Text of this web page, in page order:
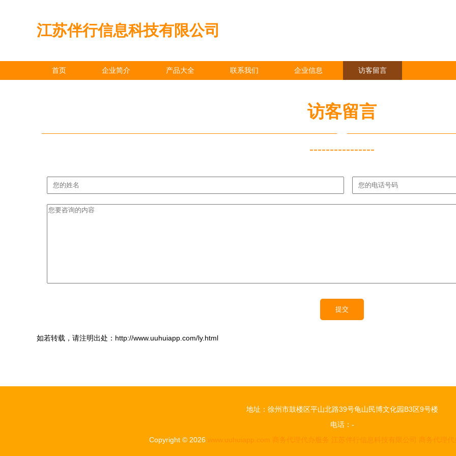
江苏伴行信息科技有限公司
首页 企业简介 产品大全 联系我们 企业信息 访客留言
访客留言
----------------
如若转载，请注明出处：http://www.uuhuiapp.com/ly.html
地址：徐州市鼓楼区平山北路39号龟山民博文化园B3区9号楼
电话：-
Copyright © 2026 www.uuhuiapp.com 商务代理代办服务 江苏伴行信息科技有限公司 商务代理